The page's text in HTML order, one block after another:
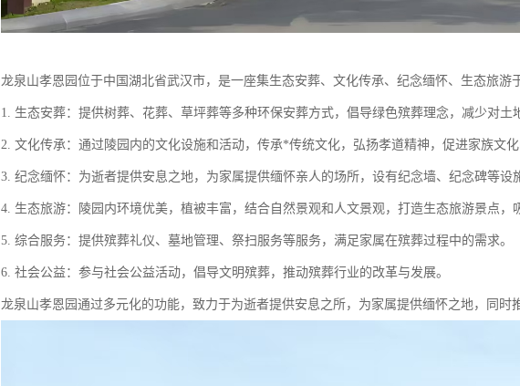
龙泉山孝恩园位于中国湖北省武汉市，是一座集生态安葬、文化传承、纪念缅怀、生态旅游
1. 生态安葬：提供树葬、花葬、草坪葬等多种环保安葬方式，倡导绿色殡葬理念，减少对土
2. 文化传承：通过陵园内的文化设施和活动，传承*传统文化，弘扬孝道精神，促进家族文化
3. 纪念缅怀：为逝者提供安息之地，为家属提供缅怀亲人的场所，设有纪念墙、纪念碑等设
4. 生态旅游：陵园内环境优美，植被丰富，结合自然景观和人文景观，打造生态旅游景点，
5. 综合服务：提供殡葬礼仪、墓地管理、祭扫服务等服务，满足家属在殡葬过程中的需求。
6. 社会公益：参与社会公益活动，倡导文明殡葬，推动殡葬行业的改革与发展。
龙泉山孝恩园通过多元化的功能，致力于为逝者提供安息之所，为家属提供缅怀之地，同时